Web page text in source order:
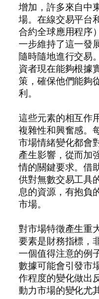
增加，許多來自中
場。在線交易平台
合約全球應用程序
一步維持了這一發
隨時隨地進行交易
資者現在能夠根據
策，確保他們能夠
利。
這些元素的相互作
複雜性和興奮感。
市場情緒變化都會
產生影響，從而加
情的關鍵要求。借
供對無數交易工具
息的資源，有抱負
市場。
對市場特徵產生重
要素是財務指標，
一個值得注意的例
數據可能會引發市
作程度的變化做出
動力市場的變化尤